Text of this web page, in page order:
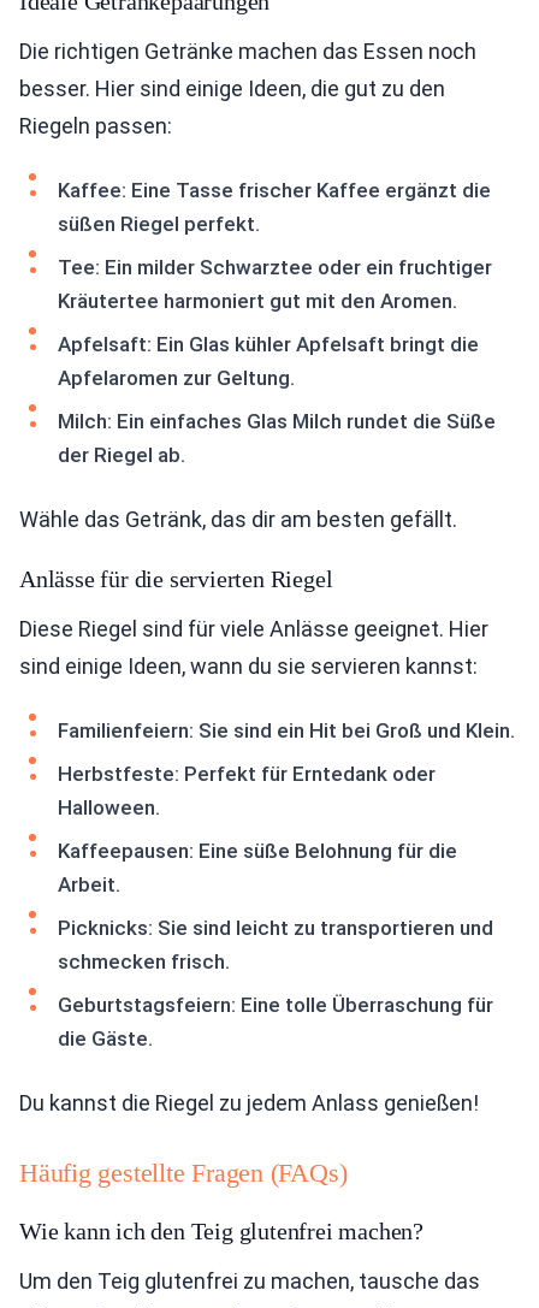
Die richtigen Getränke machen das Essen noch
besser. Hier sind einige Ideen, die gut zu den
Riegeln passen:
Kaffee: Eine Tasse frischer Kaffee ergänzt die
süßen Riegel perfekt.
Tee: Ein milder Schwarztee oder ein fruchtiger
Kräutertee harmoniert gut mit den Aromen.
Apfelsaft: Ein Glas kühler Apfelsaft bringt die
Apfelaromen zur Geltung.
Milch: Ein einfaches Glas Milch rundet die Süße
der Riegel ab.
Wähle das Getränk, das dir am besten gefällt.
Anlässe für die servierten Riegel
Diese Riegel sind für viele Anlässe geeignet. Hier
sind einige Ideen, wann du sie servieren kannst:
Familienfeiern: Sie sind ein Hit bei Groß und Klein.
Herbstfeste: Perfekt für Erntedank oder
Halloween.
Kaffeepausen: Eine süße Belohnung für die
Arbeit.
Picknicks: Sie sind leicht zu transportieren und
schmecken frisch.
Geburtstagsfeiern: Eine tolle Überraschung für
die Gäste.
Du kannst die Riegel zu jedem Anlass genießen!
Häufig gestellte Fragen (FAQs)
Wie kann ich den Teig glutenfrei machen?
Um den Teig glutenfrei zu machen, tausche das